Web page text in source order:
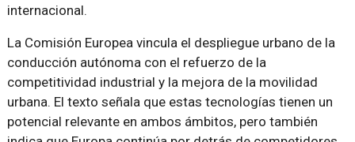
internacional.
La Comisión Europea vincula el despliegue urbano de la
conducción autónoma con el refuerzo de la
competitividad industrial y la mejora de la movilidad
urbana. El texto señala que estas tecnologías tienen un
potencial relevante en ambos ámbitos, pero también